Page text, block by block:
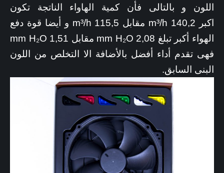
اللون و بالتالى فأن كمية الهاواء الناتجة تكون
اكبر 140,2 m³/h مقابل 115,5 m³/h و أيضا قوة دفع
الهواء أكبر تبلغ 2,08 mm H₂O مقابل 1,51 mm H₂O
فهى تقدم أداء أفضل بالأضافة الا التخلص من اللون
البنى السابق.